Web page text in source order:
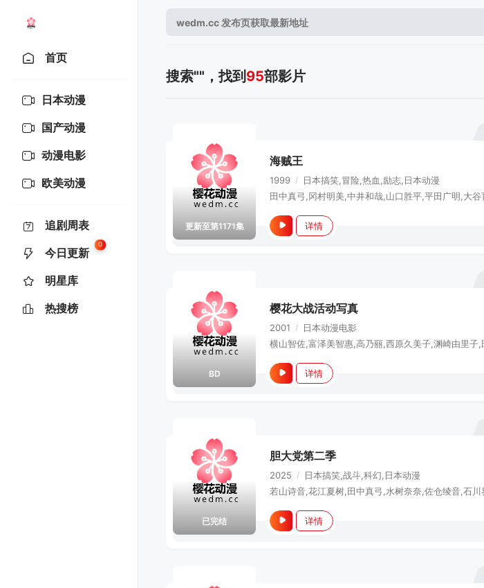
首页
日本动漫
国产动漫
动漫电影
欧美动漫
追剧周表
今日更新
0
明星库
热搜榜
搜索""，找到 95部影片
更新至第1171集
海贼王
1999 / 日本搞笑,冒险,热血,励志,日本动漫
详情
BD
樱花大战活动写真
2001 / 日本动漫电影
详情
已完结
胆大党第二季
2025 / 日本搞笑,战斗,科幻,日本动漫
详情